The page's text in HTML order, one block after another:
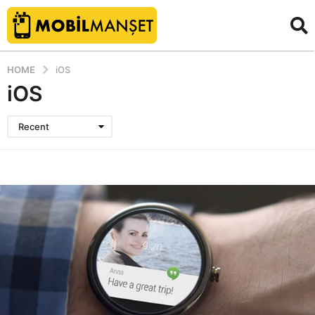
HOME iOS
iOS
Recent